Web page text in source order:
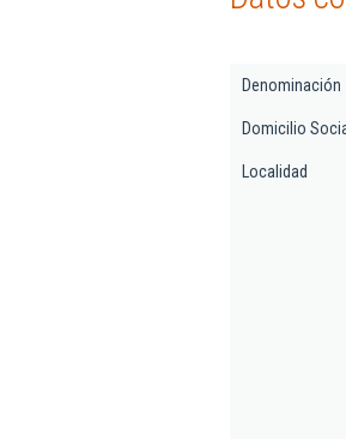
Denominación
Domicilio
Localidad